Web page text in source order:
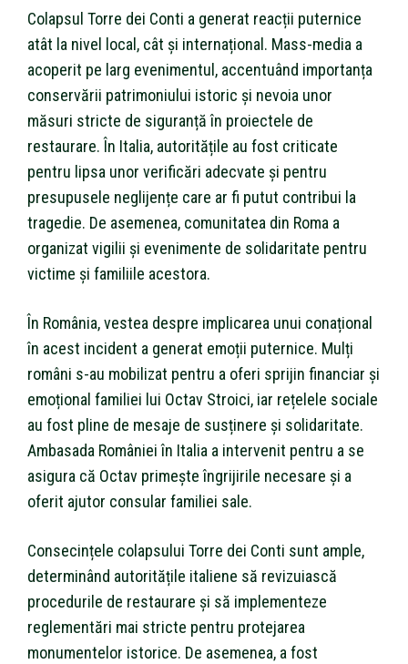
Colapsul Torre dei Conti a generat reacții puternice
atât la nivel local, cât și internațional. Mass-media a
acoperit pe larg evenimentul, accentuând importanța
conservării patrimoniului istoric și nevoia unor
măsuri stricte de siguranță în proiectele de
restaurare. În Italia, autoritățile au fost criticate
pentru lipsa unor verificări adecvate și pentru
presupusele neglijențe care ar fi putut contribui la
tragedie. De asemenea, comunitatea din Roma a
organizat vigilii și evenimente de solidaritate pentru
victime și familiile acestora.
În România, vestea despre implicarea unui conațional
în acest incident a generat emoții puternice. Mulți
români s-au mobilizat pentru a oferi sprijin financiar și
emoțional familiei lui Octav Stroici, iar rețelele sociale
au fost pline de mesaje de susținere și solidaritate.
Ambasada României în Italia a intervenit pentru a se
asigura că Octav primește îngrijirile necesare și a
oferit ajutor consular familiei sale.
Consecințele colapsului Torre dei Conti sunt ample,
determinând autoritățile italiene să revizuiască
procedurile de restaurare și să implementeze
reglementări mai stricte pentru protejarea
monumentelor istorice. De asemenea, a fost